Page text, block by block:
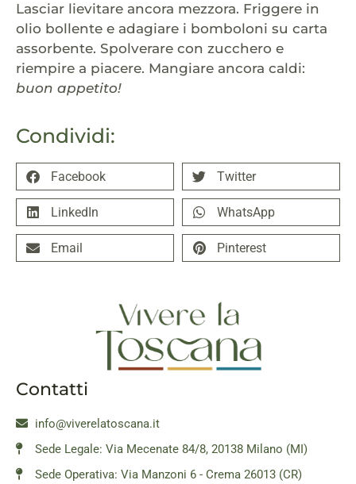
Condividi:
Facebook Twitter
LinkedIn WhatsApp
Email Pinterest
Lasciar lievitare ancora mezzora. Friggere in
olio bollente e adagiare i bomboloni su carta
assorbente. Spolverare con zucchero e
riempire a piacere. Mangiare ancora caldi:
buon appetito!
Contatti
info@viverelatoscana.it
Sede Legale: Via Mecenate 84/8, 20138 Milano (MI)
Sede Operativa: Via Manzoni 6 - Crema 26013 (CR)